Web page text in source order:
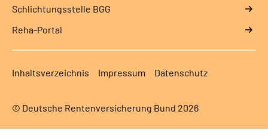
Schlich­tungs­stel­le BGG
Reha-Portal
Inhaltsverzeichnis Impressum Datenschutz
© Deutsche Rentenversicherung Bund 2026